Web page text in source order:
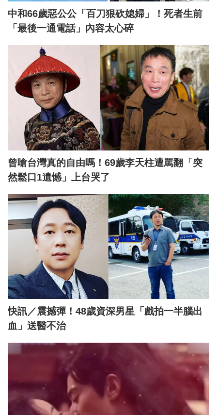
中和66歲惡公公「百刀狠砍媳婦」！死者生前
「最後一通電話」內容太心碎
曾嗆台灣真的自由嗎！69歲李天柱遭罵翻「突
然鬆口1遺憾」上台哭了
快訊／震撼彈！48歲資深男星「戲拍一半腦出
血」送醫不治